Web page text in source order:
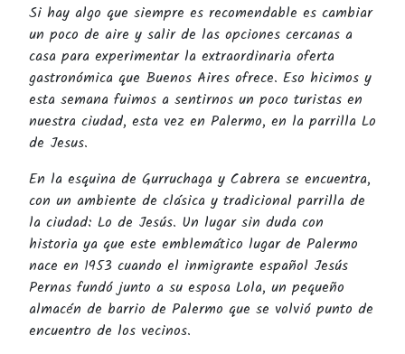
Si hay algo que siempre es recomendable es cambiar
un poco de aire y salir de las opciones cercanas a
casa para experimentar la extraordinaria oferta
gastronómica que Buenos Aires ofrece. Eso hicimos y
esta semana fuimos a sentirnos un poco turistas en
nuestra ciudad, esta vez en Palermo, en la parrilla Lo
de Jesus.
En la esquina de Gurruchaga y Cabrera se encuentra,
con un ambiente de clásica y tradicional parrilla de
la ciudad: Lo de Jesús. Un lugar sin duda con
historia ya que este emblemático lugar de Palermo
nace en 1953 cuando el inmigrante español Jesús
Pernas fundó junto a su esposa Lola, un pequeño
almacén de barrio de Palermo que se volvió punto de
encuentro de los vecinos.